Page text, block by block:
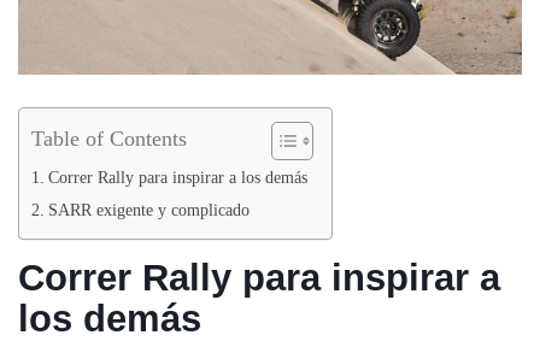
Table of Contents
Correr Rally para inspirar a los demás
SARR exigente y complicado
Correr Rally para inspirar a
los demás